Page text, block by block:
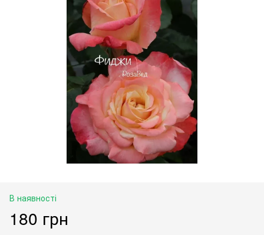
В наявності
180 грн